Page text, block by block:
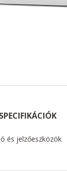
és jelzőeszközök